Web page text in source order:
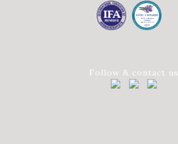
Follow & contact us